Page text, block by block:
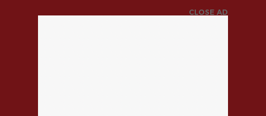
CLOSE AD